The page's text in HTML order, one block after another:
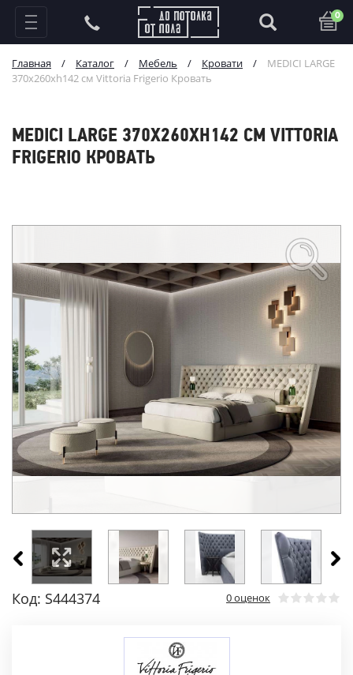
0
Главная / Каталог / Мебель / Кровати /
MEDICI LARGE
370x260xh142 см Vittoria Frigerio Кровать
MEDICI LARGE 370X260XH142 СМ VITTORIA
FRIGERIO КРОВАТЬ
Код: S444374 0 оценок